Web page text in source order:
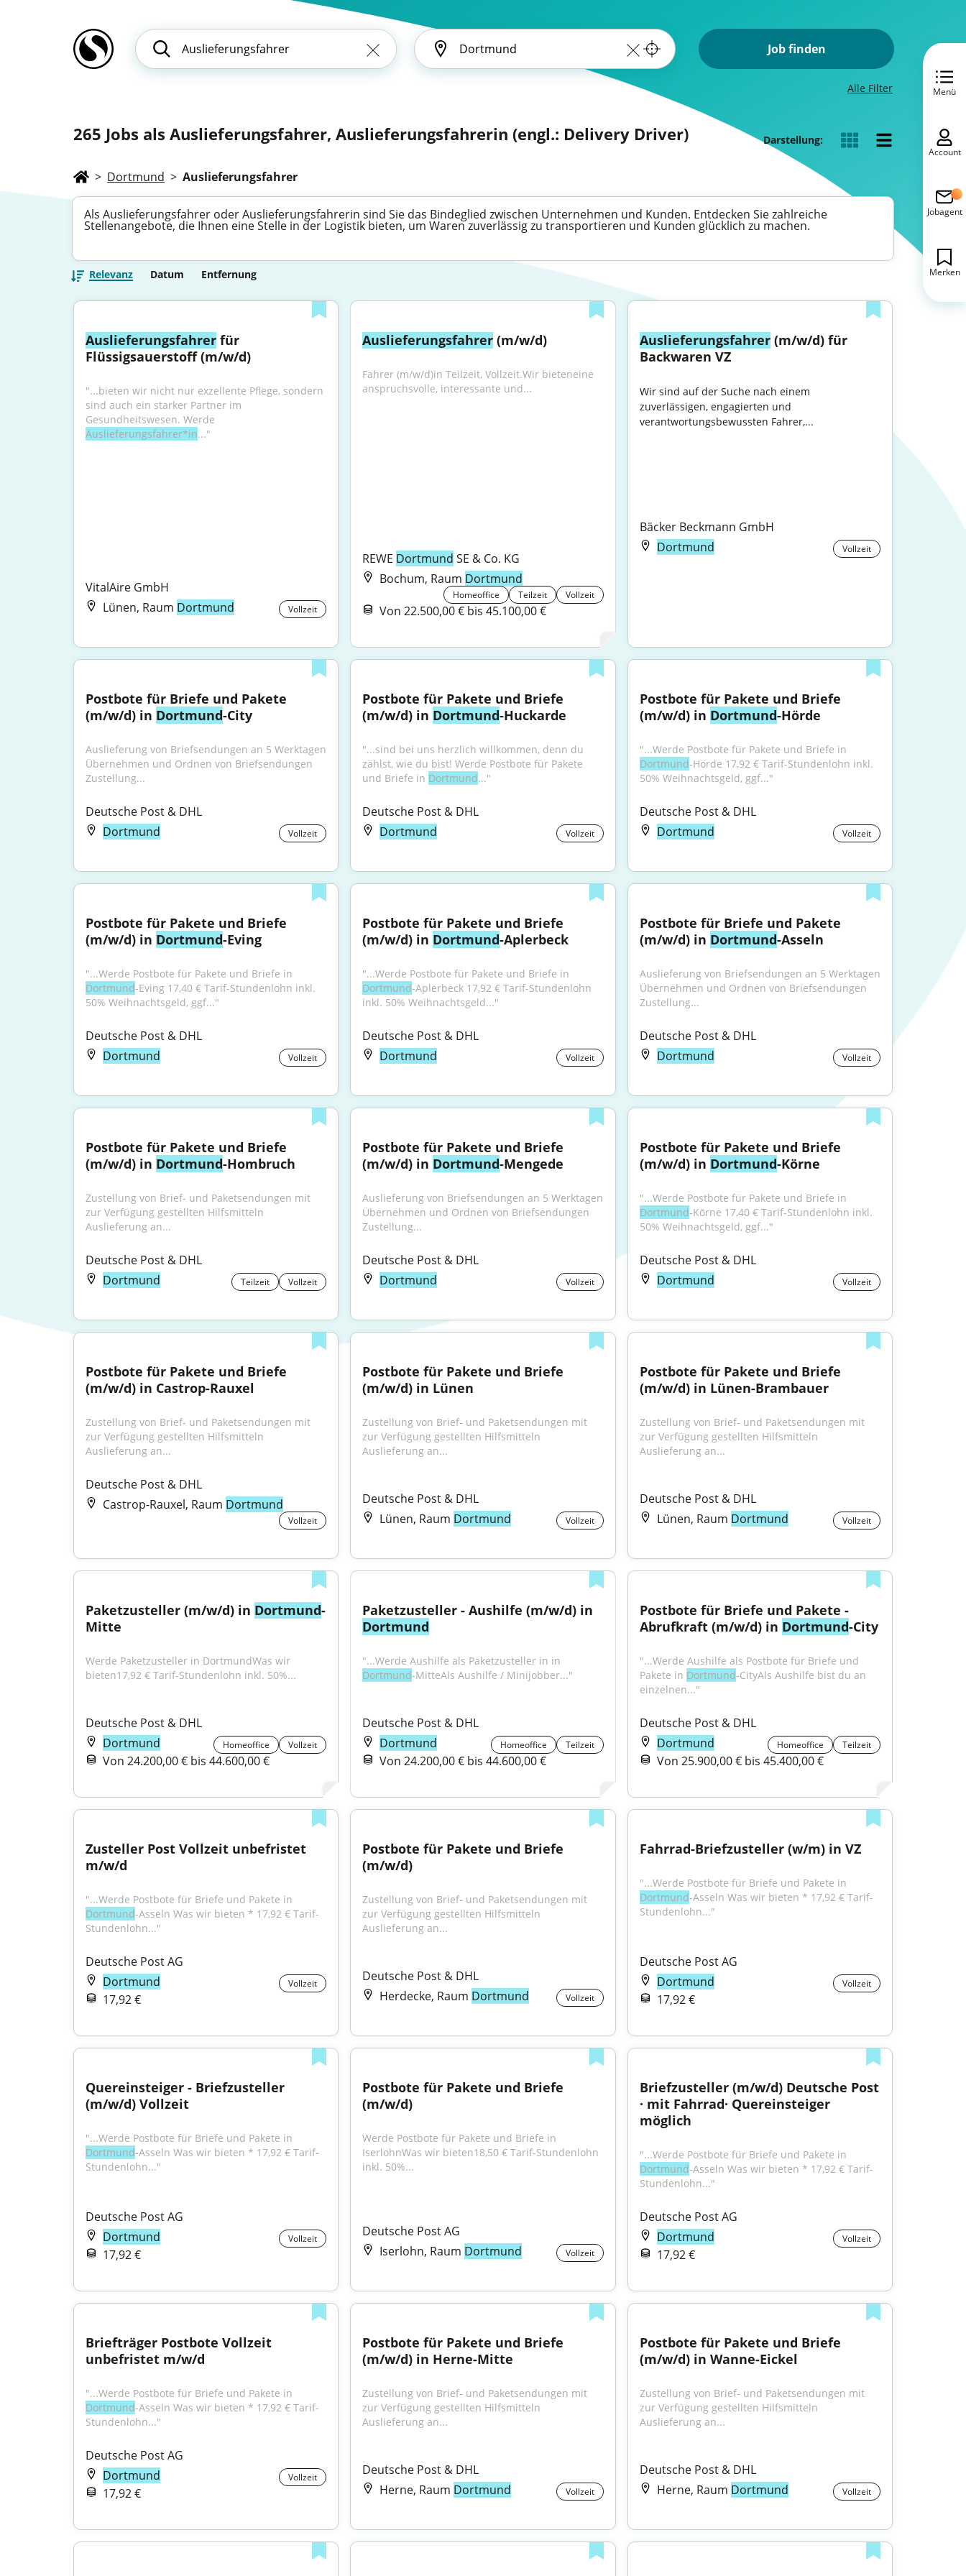
Job finden
Alle Filter
265 Jobs als Auslieferungsfahrer, Auslieferungsfahrerin (engl.: Delivery Driver) Darstellung:
> Dortmund > Auslieferungsfahrer
Als Auslieferungsfahrer oder Auslieferungsfahrerin sind Sie das Bindeglied zwischen Unternehmen und Kunden. Entdecken Sie zahlreiche
Stellenangebote, die Ihnen eine Stelle in der Logistik bieten, um Waren zuverlässig zu transportieren und Kunden glücklich zu machen.
Relevanz Datum Entfernung
Auslieferungsfahrer für
Flüssigsauerstoff (m/w/d)
"...bieten wir nicht nur exzellente Pflege, sondern
sind auch ein starker Partner im
Auslieferungsfahrer*in..."
VitalAire GmbH
Lünen, Raum Dortmund Vollzeit
Auslieferungsfahrer (m/w/d)
Fahrer (m/w/d)in Teilzeit, Vollzeit.Wir bieteneine
anspruchsvolle, interessante und...
REWE Dortmund SE & Co. KG
Bochum, Raum Dortmund
Homeoffice Teilzeit Vollzeit
Von 22.500,00 € bis 45.100,00 €
Auslieferungsfahrer (m/w/d) für
Backwaren VZ
Wir sind auf der Suche nach einem
zuverlässigen, engagierten und
verantwortungsbewussten Fahrer,...
Bäcker Beckmann GmbH
Dortmund
Vollzeit
Postbote für Briefe und Pakete
(m/w/d) in Dortmund-City
Auslieferung von Briefsendungen an 5 Werktagen
Übernehmen und Ordnen von Briefsendungen
Zustellung...
Deutsche Post & DHL
Dortmund
Vollzeit
Postbote für Pakete und Briefe
(m/w/d) in Dortmund-Huckarde
"...sind bei uns herzlich willkommen, denn du
zählst, wie du bist! Werde Postbote für Pakete
und Briefe in Dortmund..."
Deutsche Post & DHL
Dortmund
Vollzeit
Postbote für Pakete und Briefe
(m/w/d) in Dortmund-Hörde
Dortmund-Hörde 17,92 € Tarif-Stundenlohn inkl.
50% Weihnachtsgeld, ggf..."
Deutsche Post & DHL
Dortmund
Vollzeit
Postbote für Pakete und Briefe
(m/w/d) in Dortmund-Eving
Dortmund-Eving 17,40 € Tarif-Stundenlohn inkl.
50% Weihnachtsgeld, ggf..."
Deutsche Post & DHL
Dortmund
Vollzeit
Postbote für Pakete und Briefe
(m/w/d) in Dortmund-Aplerbeck
Dortmund-Aplerbeck 17,92 € Tarif-Stundenlohn
inkl. 50% Weihnachtsgeld..."
Deutsche Post & DHL
Dortmund
Vollzeit
Postbote für Briefe und Pakete
(m/w/d) in Dortmund-Asseln
Auslieferung von Briefsendungen an 5 Werktagen
Übernehmen und Ordnen von Briefsendungen
Zustellung...
Deutsche Post & DHL
Dortmund
Vollzeit
Postbote für Pakete und Briefe
(m/w/d) in Dortmund-Hombruch
Zustellung von Brief- und Paketsendungen mit
zur Verfügung gestellten Hilfsmitteln
Auslieferung an...
Deutsche Post & DHL
Dortmund
Teilzeit Vollzeit
Postbote für Pakete und Briefe
(m/w/d) in Dortmund-Mengede
Auslieferung von Briefsendungen an 5 Werktagen
Übernehmen und Ordnen von Briefsendungen
Zustellung...
Deutsche Post & DHL
Dortmund
Vollzeit
Postbote für Pakete und Briefe
(m/w/d) in Dortmund-Körne
Dortmund-Körne 17,40 € Tarif-Stundenlohn inkl.
50% Weihnachtsgeld, ggf..."
Deutsche Post & DHL
Dortmund
Vollzeit
Postbote für Pakete und Briefe
(m/w/d) in Castrop-Rauxel
Zustellung von Brief- und Paketsendungen mit
zur Verfügung gestellten Hilfsmitteln
Auslieferung an...
Deutsche Post & DHL
Castrop-Rauxel, Raum Dortmund
Vollzeit
Postbote für Pakete und Briefe
(m/w/d) in Lünen
Zustellung von Brief- und Paketsendungen mit
zur Verfügung gestellten Hilfsmitteln
Auslieferung an...
Deutsche Post & DHL
Lünen, Raum Dortmund Vollzeit
Postbote für Pakete und Briefe
(m/w/d) in Lünen-Brambauer
Zustellung von Brief- und Paketsendungen mit
zur Verfügung gestellten Hilfsmitteln
Auslieferung an...
Deutsche Post & DHL
Lünen, Raum Dortmund Vollzeit
Paketzusteller (m/w/d) in Dortmund-
Mitte
Werde Paketzusteller in DortmundWas wir
bieten17,92 € Tarif-Stundenlohn inkl. 50%...
Deutsche Post & DHL
Dortmund
Homeoffice Vollzeit
Von 24.200,00 € bis 44.600,00 €
Dortmund
Dortmund-MitteAls Aushilfe / Minijobber..."
Deutsche Post & DHL
Dortmund
Homeoffice Teilzeit
Von 24.200,00 € bis 44.600,00 €
Postbote für Briefe und Pakete -
Abrufkraft (m/w/d) in Dortmund-City
"...Werde Aushilfe als Postbote für Briefe und
Pakete in Dortmund-CityAls Aushilfe bist du an
einzelnen..."
Deutsche Post & DHL
Dortmund
Homeoffice Teilzeit
Von 25.900,00 € bis 45.400,00 €
Zusteller Post Vollzeit unbefristet
m/w/d
Dortmund-Asseln Was wir bieten * 17,92 € Tarif-
Stundenlohn..."
Deutsche Post AG
Dortmund
Vollzeit
17,92 €
Postbote für Pakete und Briefe
(m/w/d)
Zustellung von Brief- und Paketsendungen mit
zur Verfügung gestellten Hilfsmitteln
Auslieferung an...
Deutsche Post & DHL
Herdecke, Raum Dortmund Vollzeit
Fahrrad-Briefzusteller (w/m) in VZ
Dortmund-Asseln Was wir bieten * 17,92 € Tarif-
Stundenlohn..."
Deutsche Post AG
Dortmund
Vollzeit
17,92 €
Quereinsteiger - Briefzusteller
(m/w/d) Vollzeit
Dortmund-Asseln Was wir bieten * 17,92 € Tarif-
Stundenlohn..."
Deutsche Post AG
Dortmund
Vollzeit
17,92 €
Postbote für Pakete und Briefe
(m/w/d)
Werde Postbote für Pakete und Briefe in
IserlohnWas wir bieten18,50 € Tarif-Stundenlohn
inkl. 50%...
Deutsche Post AG
Iserlohn, Raum Dortmund Vollzeit
Briefzusteller (m/w/d) Deutsche Post
· mit Fahrrad· Quereinsteiger
möglich
Dortmund-Asseln Was wir bieten * 17,92 € Tarif-
Stundenlohn..."
Deutsche Post AG
Dortmund
Vollzeit
17,92 €
Briefträger Postbote Vollzeit
unbefristet m/w/d
Dortmund-Asseln Was wir bieten * 17,92 € Tarif-
Stundenlohn..."
Deutsche Post AG
Dortmund
Vollzeit
17,92 €
Postbote für Pakete und Briefe
(m/w/d) in Herne-Mitte
Zustellung von Brief- und Paketsendungen mit
zur Verfügung gestellten Hilfsmitteln
Auslieferung an...
Deutsche Post & DHL
Herne, Raum Dortmund Vollzeit
Postbote für Pakete und Briefe
(m/w/d) in Wanne-Eickel
Zustellung von Brief- und Paketsendungen mit
zur Verfügung gestellten Hilfsmitteln
Auslieferung an...
Deutsche Post & DHL
Herne, Raum Dortmund Vollzeit
Menü
Account
Jobagent
Merken